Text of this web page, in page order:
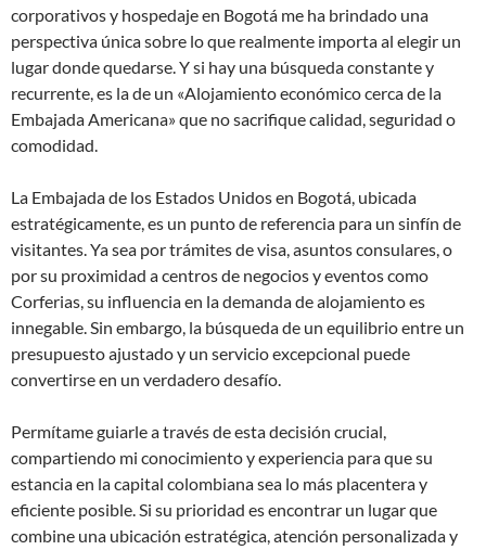
corporativos y hospedaje en Bogotá me ha brindado una
perspectiva única sobre lo que realmente importa al elegir un
lugar donde quedarse. Y si hay una búsqueda constante y
recurrente, es la de un «Alojamiento económico cerca de la
Embajada Americana» que no sacrifique calidad, seguridad o
comodidad.
La Embajada de los Estados Unidos en Bogotá, ubicada
estratégicamente, es un punto de referencia para un sinfín de
visitantes. Ya sea por trámites de visa, asuntos consulares, o
por su proximidad a centros de negocios y eventos como
Corferias, su influencia en la demanda de alojamiento es
innegable. Sin embargo, la búsqueda de un equilibrio entre un
presupuesto ajustado y un servicio excepcional puede
convertirse en un verdadero desafío.
Permítame guiarle a través de esta decisión crucial,
compartiendo mi conocimiento y experiencia para que su
estancia en la capital colombiana sea lo más placentera y
eficiente posible. Si su prioridad es encontrar un lugar que
combine una ubicación estratégica, atención personalizada y